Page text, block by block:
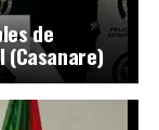
de
(Casanare)